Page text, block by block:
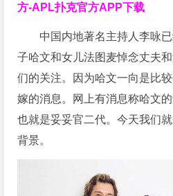
方-APL扑克官方APP下载
中国内地著名主持人李咏
子哈文和女儿法图麦悼念丈夫
们的关注。因为哈文一向是比
嫁的消息。网上有消息称哈文
也就是妥妥官二代。今天我们
背景。